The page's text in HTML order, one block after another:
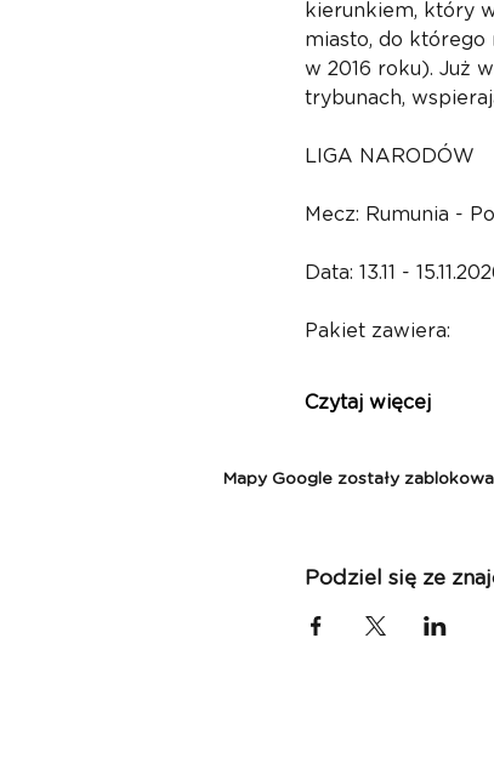
kierunkiem, który
miasto, do którego
w 2016 roku). Już
trybunach,
LIGA NARODÓW
Mecz: Rumunia -
Data: 13.11 -
Pakiet zawiera:
Czytaj więcej
Mapy Google zostały
Podziel się ze